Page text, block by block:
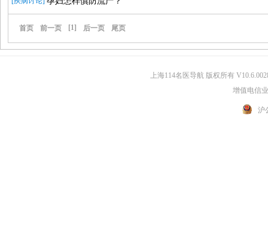
首页 前一页 [1] 后一页 尾页
上海114名医导航 版权所有
增值电信
沪